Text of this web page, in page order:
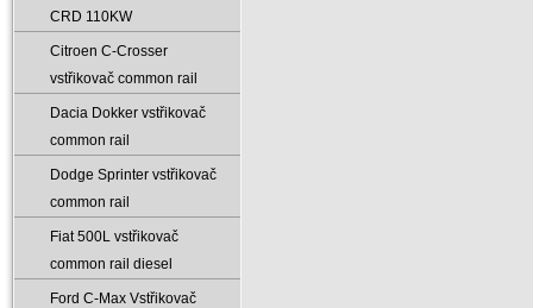
CRD 110KW
Citroen C-Crosser
vstřikovač common rail
Dacia Dokker vstřikovač
common rail
Dodge Sprinter vstřikovač
common rail
Fiat 500L vstřikovač
common rail diesel
Ford C-Max Vstřikovač